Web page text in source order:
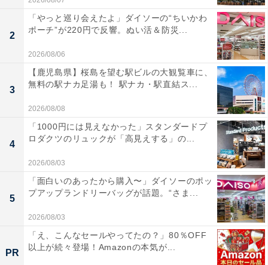
2
「やっと巡り会えたよ」ダイソーの“ちいかわ
ポーチ”が220円で反響。ぬい活＆防災...
2026/08/06
3
【鹿児島県】桜島を望む駅ビルの大観覧車に、
無料の駅ナカ足湯も！ 駅ナカ・駅直結ス...
2026/08/08
4
「1000円には見えなかった」スタンダードプ
ロダクツのリュックが「高見えする」の...
2026/08/03
5
「面白いのあったから購入〜」ダイソーのポッ
プアップランドリーバッグが話題。“さま...
2026/08/03
PR
「え、こんなセールやってたの？」80％OFF
以上が続々登場！Amazonの本気が...